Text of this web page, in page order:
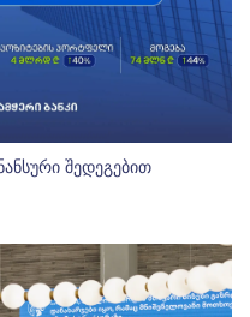
შედეგებით